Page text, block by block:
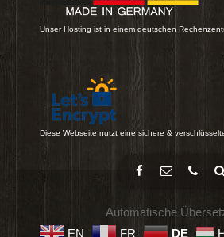
Unser Hosting ist in einem deutschen
Diese Webseite nutzt eine sichere &
Automatische
EN
FR DE